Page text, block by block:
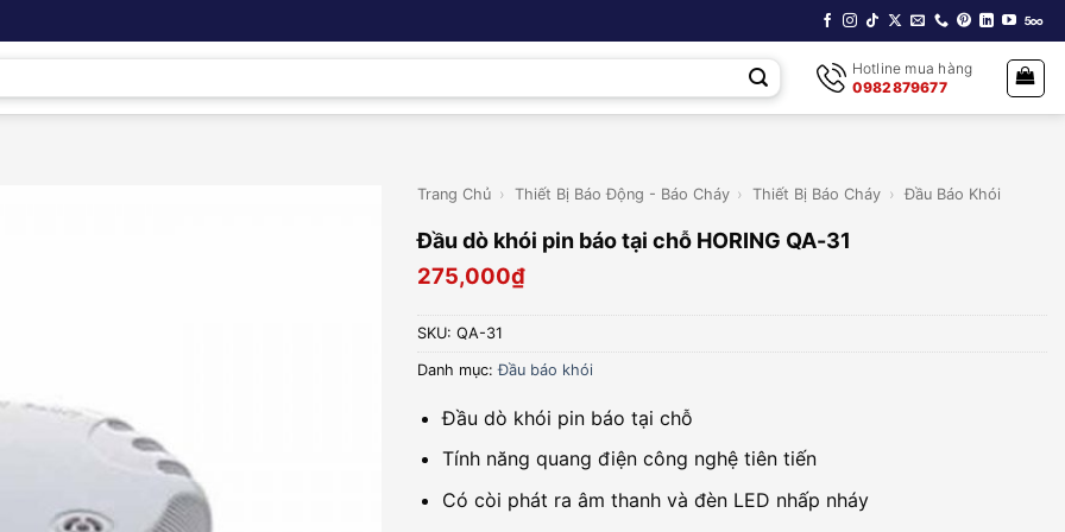
Hotline mua hàng
0982879677
Trang Chủ › Thiết Bị Báo Động - Báo Cháy › Thiết Bị Báo Cháy › Đầu Báo Khói
Đầu dò khói pin báo tại chỗ HORING QA-31
275,000₫
SKU: QA-31
Danh mục:Đầu báo khói
Đầu dò khói pin báo tại chỗ
Tính năng quang điện công nghệ tiên tiến
Có còi phát ra âm thanh và đèn LED nhấp nháy